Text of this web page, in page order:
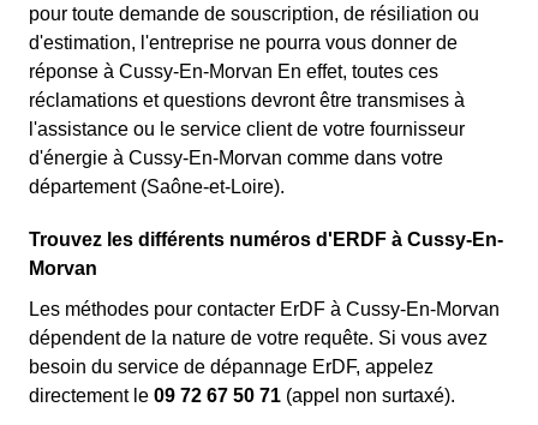
pour toute demande de souscription, de résiliation ou
d'estimation, l'entreprise ne pourra vous donner de
réponse à Cussy-En-Morvan En effet, toutes ces
réclamations et questions devront être transmises à
l'assistance ou le service client de votre fournisseur
d'énergie à Cussy-En-Morvan comme dans votre
département (Saône-et-Loire).
Trouvez les différents numéros d'ERDF à Cussy-En-
Morvan
Les méthodes pour contacter ErDF à Cussy-En-Morvan
dépendent de la nature de votre requête. Si vous avez
besoin du service de dépannage ErDF, appelez
directement le 09 72 67 50 71 (appel non surtaxé).